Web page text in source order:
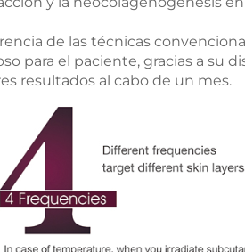
de las técnicas
para el paciente, gracias a su
resultados al cabo de un mes.